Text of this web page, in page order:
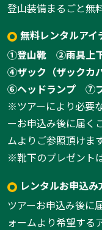
登山装備まるごと無
無料レンタルアイ
①登山靴
②雨具上
④ザック（ザックカ
⑥ヘッドランプ
⑦
※ツアーにより必要
ーお申込み後に届く
ムよりご参照頂けます
※靴下のプレゼント
レンタルお申込み
ツアーお申込み後に
ォームより希望する
1:守門岳大雪庇（